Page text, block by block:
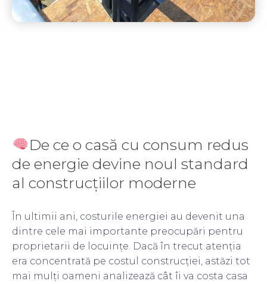
De ce o casă cu consum redus
de energie devine noul standard
al construcțiilor moderne
În ultimii ani, costurile energiei au devenit una
dintre cele mai importante preocupări pentru
proprietarii de locuințe. Dacă în trecut atenția
era concentrată pe costul construcției, astăzi tot
mai mulți oameni analizează cât îi va costa casa